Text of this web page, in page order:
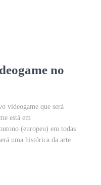
no
videogame que será
está em
(europeu) em todas
uma histórica da arte